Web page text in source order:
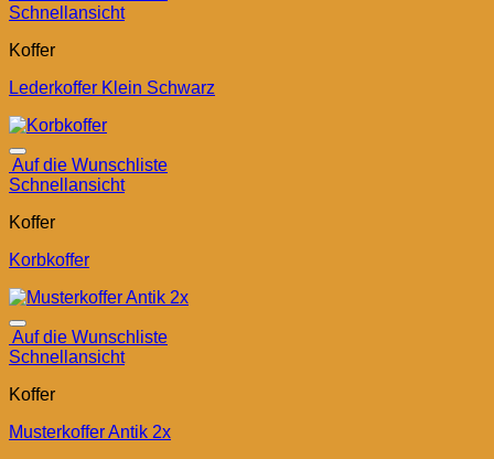
Schnellansicht
Koffer
Lederkoffer Klein Schwarz
Auf die Wunschliste
Schnellansicht
Koffer
Korbkoffer
Auf die Wunschliste
Schnellansicht
Koffer
Musterkoffer Antik 2x